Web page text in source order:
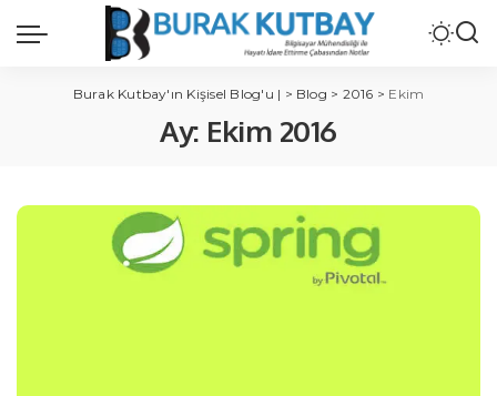
Burak Kutbay'ın Kişisel Blog'u | > Blog > 2016 > Ekim
Ay: Ekim 2016